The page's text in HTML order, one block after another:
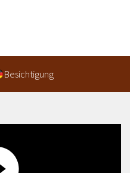
Besichtigung